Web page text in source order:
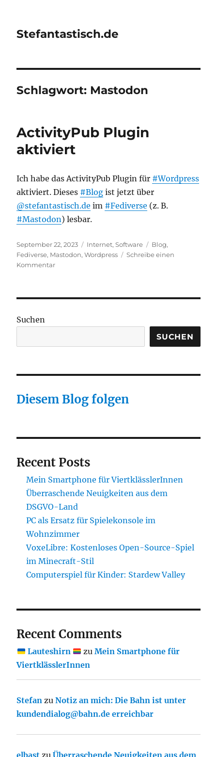
Stefantastisch.de
Schlagwort: Mastodon
ActivityPub Plugin
aktiviert
Ich habe das ActivityPub Plugin für #Wordpress
aktiviert. Dieses #Blog ist jetzt über
@stefantastisch.de im #Fediverse (z. B.
#Mastodon) lesbar.
Veröffentlicht
am
September 22, 2023 Kategorien
Internet,Software Schlagwörter
Blog,
Fediverse, Mastodon,Wordpress
Schreibe einen
Kommentarzu
Suchen
SUCHEN
Diesem Blog folgen
Recent Posts
Mein Smartphone für ViertklässlerInnen
Überraschende Neuigkeiten aus dem
DSGVO-Land
PC als Ersatz für Spielekonsole im
Wohnzimmer
VoxeLibre: Kostenloses Open-Source-Spiel
im Minecraft-Stil
Computerspiel für Kinder: Stardew Valley
Recent Comments
Lauteshirn zu Mein Smartphone für
ViertklässlerInnen
Stefan zuNotiz an mich: Die Bahn ist unter
kundendialog@bahn.de erreichbar
elbast zuÜberraschende Neuigkeiten aus dem